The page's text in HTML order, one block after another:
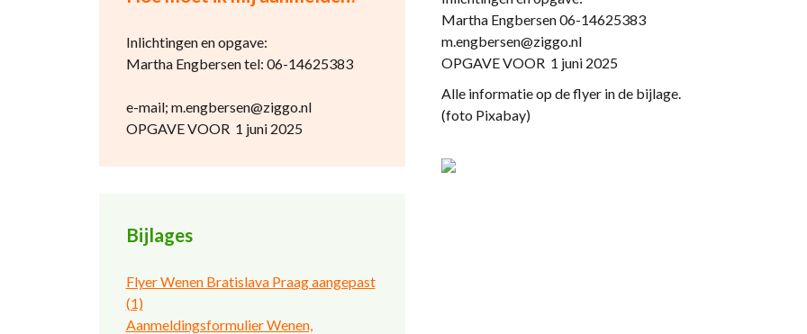
Inlichtingen en opgave:
Martha Engbersen tel: 06-14625383
e-mail; m.engbersen@ziggo.nl
OPGAVE VOOR 1 juni 2025
Bijlages
Flyer Wenen Bratislava Praag aangepast
(1)
Aanmeldingsformulier Wenen,
Martha Engbersen 06-14625383
m.engbersen@ziggo.nl
OPGAVE VOOR 1 juni 2025
Alle informatie op de flyer in de bijlage.
(foto Pixabay)